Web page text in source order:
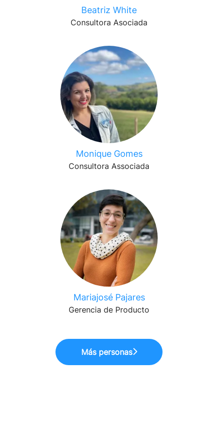
Beatriz White
Consultora Asociada
Monique Gomes
Consultora Associada
Mariajosé Pajares
Gerencia de Producto
Más personas